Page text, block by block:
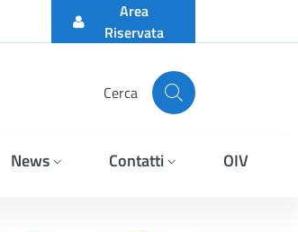
Area
Riservata
Cerca
News Contatti OIV